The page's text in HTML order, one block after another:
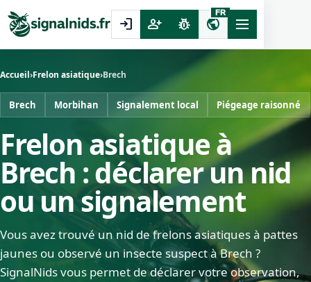
login person_add pest_control public
FR
Accueil›Frelon asiatique›Brech
Brech Morbihan Signalement local Piégeage raisonné
Frelon asiatique à
Brech : déclarer un nid
ou un signalement
Vous avez trouvé un nid de frelons asiatiques à pattes
jaunes ou observé un insecte suspect à Brech ?
SignalNids vous permet de déclarer votre observation,